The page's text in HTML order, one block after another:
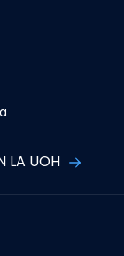
LA UOH